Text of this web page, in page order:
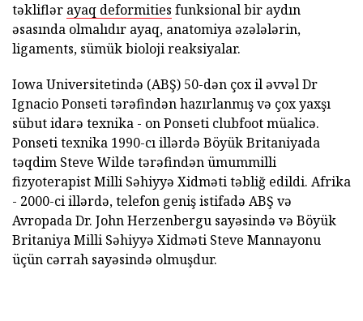
təkliflər ayaq deformities funksional bir aydın
əsasında olmalıdır ayaq, anatomiya əzələlərin,
ligaments, sümük bioloji reaksiyalar.
Iowa Universitetində (ABŞ) 50-dən çox il əvvəl Dr
Ignacio Ponseti tərəfindən hazırlanmış və çox yaxşı
sübut idarə texnika - on Ponseti clubfoot müalicə.
Ponseti texnika 1990-cı illərdə Böyük Britaniyada
təqdim Steve Wilde tərəfindən ümummilli
fizyoterapist Milli Səhiyyə Xidməti təbliğ edildi. Afrika
- 2000-ci illərdə, telefon geniş istifadə ABŞ və
Avropada Dr. John Herzenbergu sayəsində və Böyük
Britaniya Milli Səhiyyə Xidməti Steve Mannayonu
üçün cərrah sayəsində olmuşdur.